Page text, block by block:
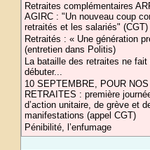
Retraites complémentaires
AGIRC : "Un nouveau coup
retraités et les salariés" (CGT)
Retraités : « Une génération
(entretien dans Politis)
La bataille des retraites ne fait
débuter...
10 SEPTEMBRE, POUR NOS
RETRAITES : première
d’action unitaire, de grève et
manifestations (appel CGT)
Pénibilité, l’enfumage